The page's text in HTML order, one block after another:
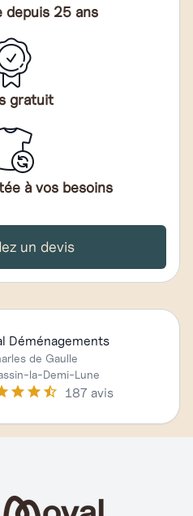
depuis 25 ans
gratuit
à vos besoins
un devis
Déménagements
de Gaulle
la-Demi-Lune
187 avis